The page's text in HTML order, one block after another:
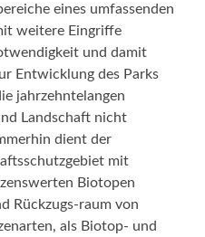
eines umfassenden
weitere Eingriffe
und damit
Entwicklung des Parks
jahrzehntelangen
Landschaft nicht
dient der
mit
Biotopen
Rückzugs-raum von
als Biotop- und